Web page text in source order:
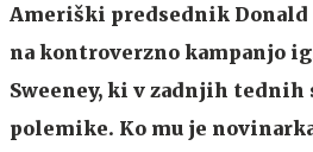
Ameriški predsednik Donald
na kontroverzno kampanjo
Sweeney, ki v zadnjih tednih
polemike. Ko mu je